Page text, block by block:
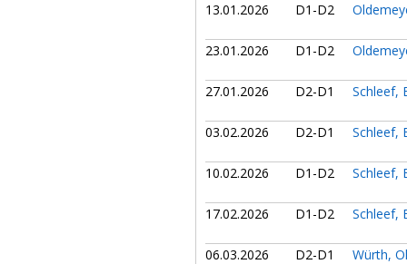
13.01.2026 D1-D2
23.01.2026 D1-D2
27.01.2026 D2-D1 Schleef,
03.02.2026 D2-D1 Schleef,
10.02.2026 D1-D2 Schleef,
17.02.2026 D1-D2 Schleef,
06.03.2026 D2-D1 Würth,